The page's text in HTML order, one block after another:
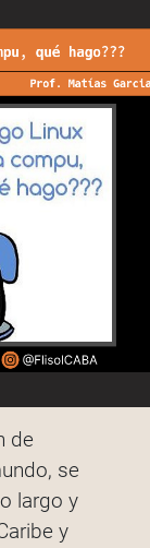
de
se
largo y
y